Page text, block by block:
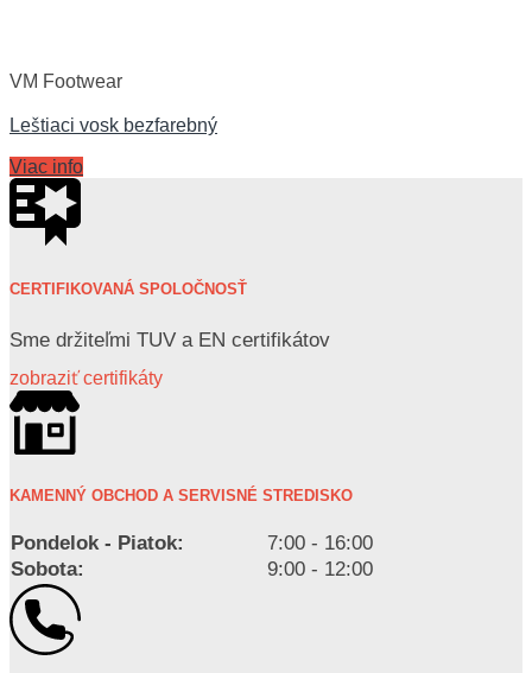
VM Footwear
Leštiaci vosk bezfarebný
Viac info
CERTIFIKOVANÁ SPOLOČNOSŤ
Sme držiteľmi TUV a EN certifikátov
zobraziť certifikáty
KAMENNÝ OBCHOD A SERVISNÉ STREDISKO
Pondelok - Piatok:
7:00 - 16:00
Sobota:
9:00 - 12:00